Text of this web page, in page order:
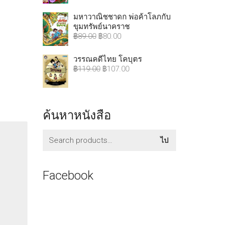
มหาวาณิชชาดก พ่อค้าโลภกับ
ขุมทรัพย์นาคราช
฿89.00 ฿80.00
วรรณคดีไทย โคบุตร
฿119.00 ฿107.00
ค้นหาหนังสือ
ไป
Facebook